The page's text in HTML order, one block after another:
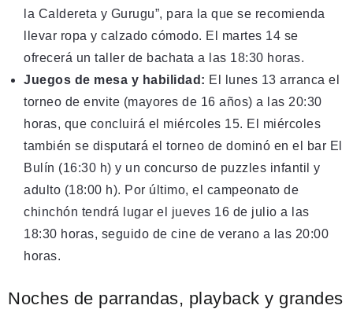
la Caldereta y Gurugu”, para la que se recomienda
llevar ropa y calzado cómodo. El martes 14 se
ofrecerá un taller de bachata a las 18:30 horas.
Juegos de mesa y habilidad: El lunes 13 arranca el
torneo de envite (mayores de 16 años) a las 20:30
horas, que concluirá el miércoles 15. El miércoles
también se disputará el torneo de dominó en el bar El
Bulín (16:30 h) y un concurso de puzzles infantil y
adulto (18:00 h). Por último, el campeonato de
chinchón tendrá lugar el jueves 16 de julio a las
18:30 horas, seguido de cine de verano a las 20:00
horas.
Noches de parrandas, playback y grandes